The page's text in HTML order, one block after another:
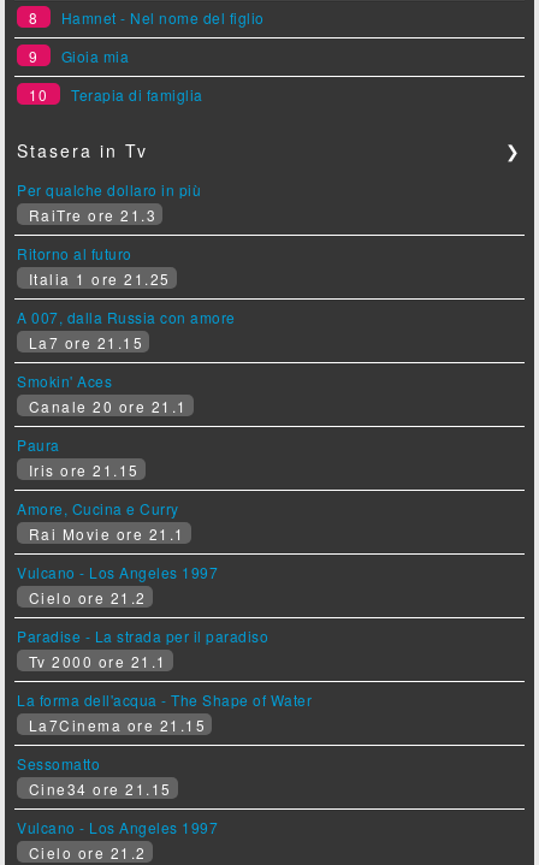
8
Hamnet - Nel nome del figlio
9
Gioia mia
10
Terapia di famiglia
Stasera in Tv ❯
Per qualche dollaro in più
RaiTre ore 21.3
Ritorno al futuro
Italia 1 ore 21.25
A 007, dalla Russia con amore
La7 ore 21.15
Smokin' Aces
Canale 20 ore 21.1
Paura
Iris ore 21.15
Amore, Cucina e Curry
Rai Movie ore 21.1
Vulcano - Los Angeles 1997
Cielo ore 21.2
Paradise - La strada per il paradiso
Tv 2000 ore 21.1
La forma dell'acqua - The Shape of Water
La7Cinema ore 21.15
Sessomatto
Cine34 ore 21.15
Vulcano - Los Angeles 1997
Cielo ore 21.2